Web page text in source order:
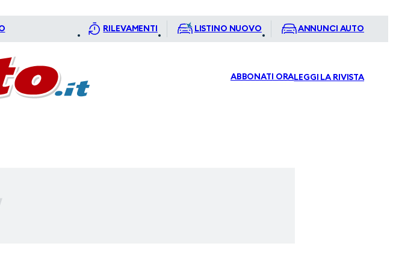
RILEVAMENTI LISTINO NUOVO ANNUNCI AUTO
ABBONATI ORALEGGI LA RIVISTA